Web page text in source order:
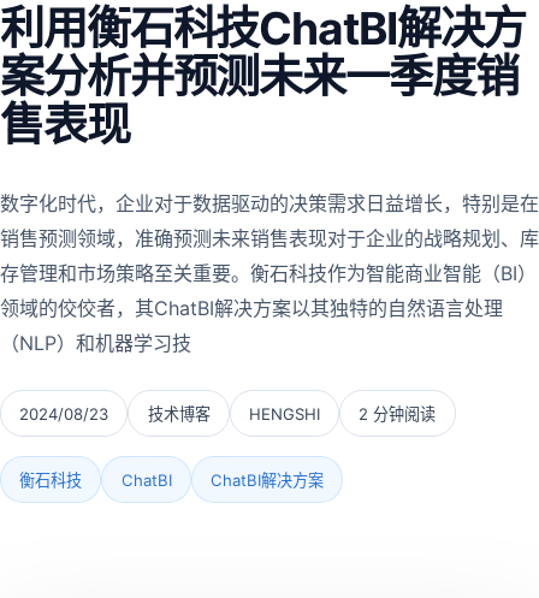
利用衡石科技ChatBI解决方
案分析并预测未来一季度销
售表现
数字化时代，企业对于数据驱动的决策需求日益增长，特别是在
销售预测领域，准确预测未来销售表现对于企业的战略规划、库
存管理和市场策略至关重要。衡石科技作为智能商业智能（BI）
领域的佼佼者，其ChatBI解决方案以其独特的自然语言处理
（NLP）和机器学习技
2024/08/23 技术博客 HENGSHI 2 分钟阅读
衡石科技 ChatBI ChatBI解决方案